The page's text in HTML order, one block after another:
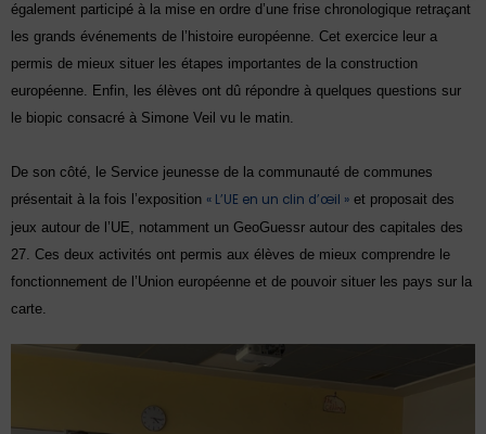
également participé à la mise en ordre d’une frise chronologique retraçant
les grands événements de l’histoire européenne. Cet exercice leur a
permis de mieux situer les étapes importantes de la construction
européenne. Enfin, les élèves ont dû répondre à quelques questions sur
le biopic consacré à Simone Veil vu le matin.
De son côté, le Service jeunesse de la communauté de communes
présentait à la fois l’exposition « L’UE en un clin d’œil » et proposait des
jeux autour de l’UE, notamment un GeoGuessr autour des capitales des
27. Ces deux activités ont permis aux élèves de mieux comprendre le
fonctionnement de l’Union européenne et de pouvoir situer les pays sur la
carte.